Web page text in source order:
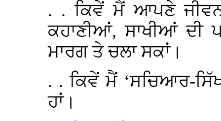
. . ਕਿਵੇਂ ਮੈਂ ਆਪਣੇ
ਕਹਾਣੀਆਂ, ਸਾਖੀਆਂ
ਮਾਰਗ ਤੇ ਚਲਾ ਸਕਾਂ।
. . ਕਿਵੇਂ ਮੈਂ ‘ਸਚਿਆਰ-
ਹਾਂ।